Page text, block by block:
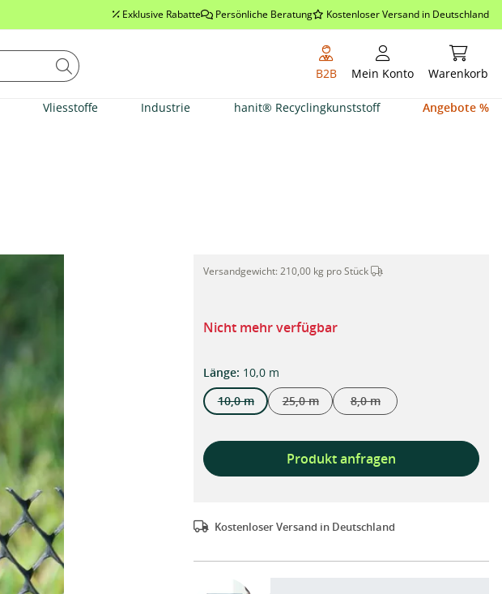
Exklusive Rabatte Persönliche Beratung Kostenloser Versand in Deutschland
B2B Mein Konto Warenkorb
Vliesstoffe Industrie hanit® Recyclingkunststoff Angebote %
Maulwurfsperre 2,10 x 10m, schwarz"
Versandgewicht: 210,00 kg pro Stück Dieser Artikel wird per
Nicht mehr verfügbar
Längeauswählen
: 10,0 m
10,0 m
(Diese Option ist zurzeit nicht verfügbar.)
25,0 m
(Diese Option ist zurzeit nicht verfügbar.)
8,0 m
(Diese Option ist zurzeit
Produkt anfragen
Kostenloser Versand in Deutschland